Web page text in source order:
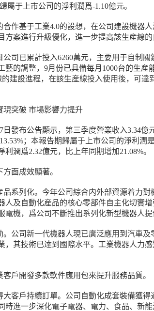
屬于上市公司的淨利潤爲-1.10億元。
作基于工業4.0的設想，在公司建設機器
方案進行升級優化，進一步提高該生産線
司已累計投入6260萬元，主要用于自制
藝的調整，9月份已具備每月1000台的生
建設進程，在該生産線投入使用後，可達
現突破 市場影響力提升
日發布公告顯示，第三季度營業收入3.34
；本報告期歸屬于上市公司的淨利潤
潤爲2.32億元，比上年同期增加21.08%。
面成效顯著。
系列化。今年公司綜合内外部資源着力
人及自動化産品的核心零部件自主化切實
電機，爲公司不斷推出系列化新型機器人提
。公司新一代機器人現已廣泛應用到汽車
，其技術已達到國際水平。工業機器人力
戶開發多款軟件應用包來提升服務品質。
客戶持續訂單。公司自動化成套裝備獲得
時進一步深化電子電器、電力、食品、新